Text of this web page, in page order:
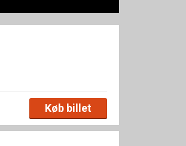
Køb billet